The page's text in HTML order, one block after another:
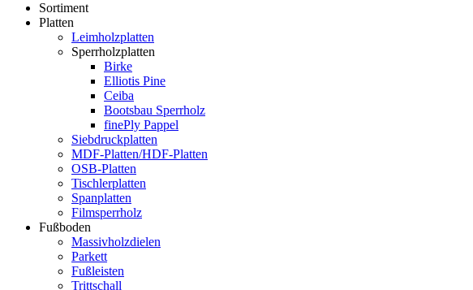
Sortiment
Platten
Leimholzplatten
Sperrholzplatten
Birke
Elliotis Pine
Ceiba
Bootsbau Sperrholz
finePly Pappel
Siebdruckplatten
MDF-Platten/HDF-Platten
OSB-Platten
Tischlerplatten
Spanplatten
Filmsperrholz
Fußboden
Massivholzdielen
Parkett
Fußleisten
Trittschall